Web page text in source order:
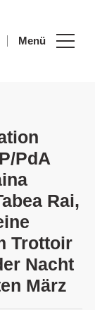
Menü
PdA
Rai,
Trottoir
Nacht
März